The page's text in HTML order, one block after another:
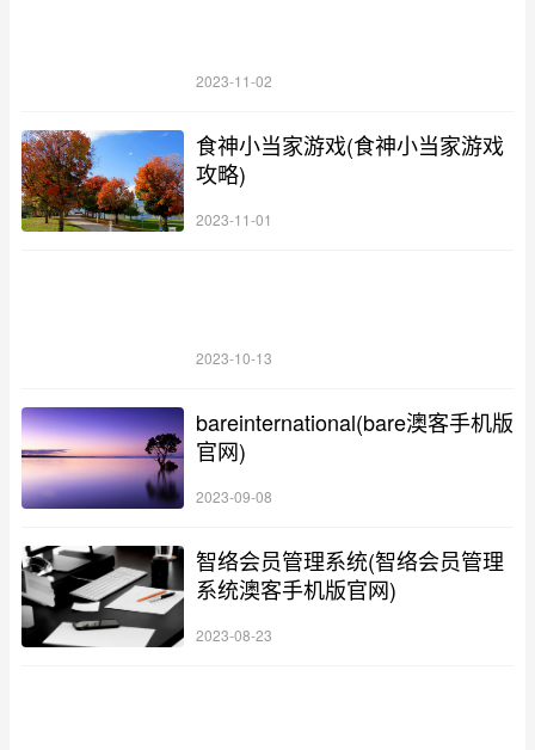
2023-11-02
食神小当家游戏(食神小当家游戏
攻略)
2023-11-01
2023-10-13
bareinternational(bare澳客手机版
官网)
2023-09-08
智络会员管理系统(智络会员管理
系统澳客手机版官网)
2023-08-23